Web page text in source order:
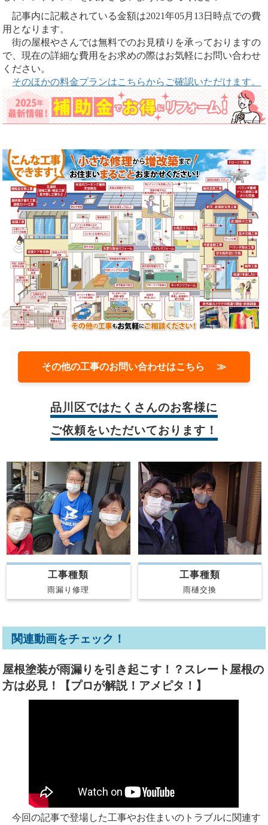
記事内に記載されている金額は2021年05月13日時点での費
用となります。
街の屋根やさんでは無料でのお見積りを承っておりますの
で、現在の詳細な費用をお求めの際はお気軽にお問い合わせ
ください。
そのほかの料金プランはこちらからご確認いただけます。
その他の工事のお問い合わせはこちら ≫
品川区ではたくさんのお客様に
ご依頼をいただいております！
工事種類
雨漏り修理
工事種類
雨樋交換
関連動画をチェック！
屋根塗装が雨漏りを引き起こす！？スレート屋根の
方は必見！【プロが解説！アメピタ！】
今回の記事で登場した工事やお住まいのトラブルに関連す